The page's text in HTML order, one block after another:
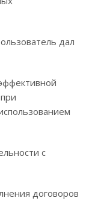
дал
с
договоров